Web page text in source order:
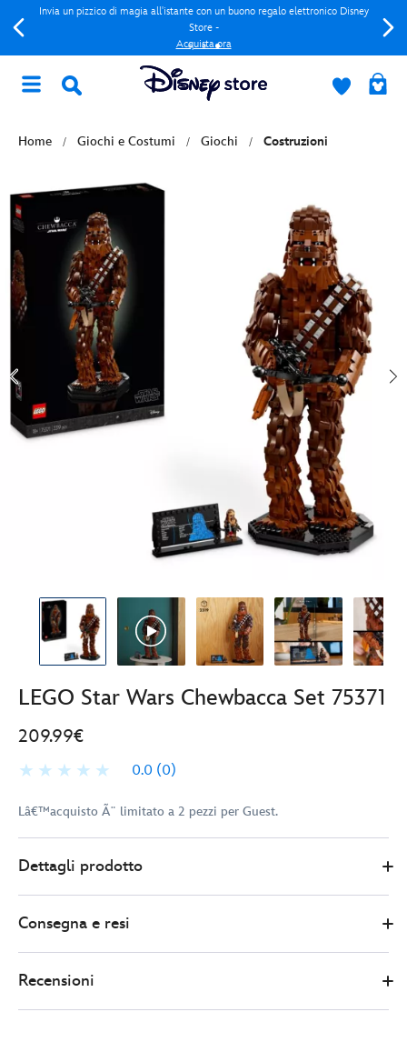
Invia un pizzico di magia all'istante con un buono regalo elettronico Disney
Store -
Acquista ora
Home Giochi e Costumi Giochi Costruzioni
LEGO Star Wars Chewbacca Set 75371
209.99€
0.0 (0)
Lâ€™acquisto Ã¨ limitato a 2 pezzi per Guest.
209.99
https://www.disneystore.it/lego-
star-
chewbacca-
set-
Dettagli prodotto
Consegna e resi
Recensioni